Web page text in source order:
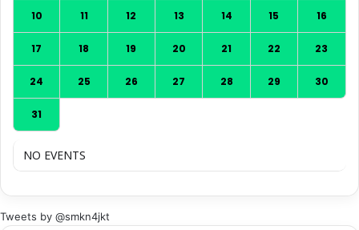
10 11 12 13 14 15 16
17 18 19 20 21 22 23
24 25 26 27 28 29 30
31
NO EVENTS
Tweets by @smkn4jkt